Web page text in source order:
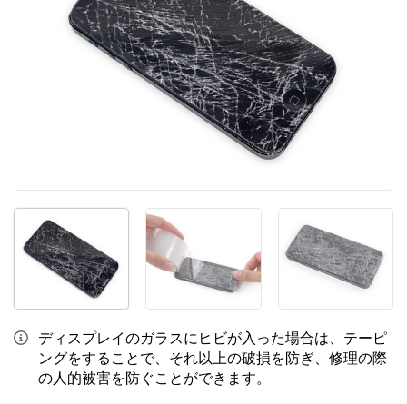
ディスプレイのガラスにヒビが入った場合は、テーピ
ングをすることで、それ以上の破損を防ぎ、修理の際
の人的被害を防ぐことができます。